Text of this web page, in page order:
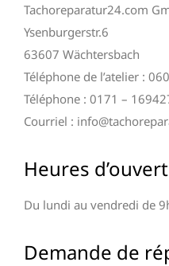
Tachoreparatur24.com
Ysenburgerstr.6
63607 Wächtersbach
Téléphone de l’atelier :
Téléphone : 0171 –
Courriel :
Heures
Du lundi au vendredi de
Demande de